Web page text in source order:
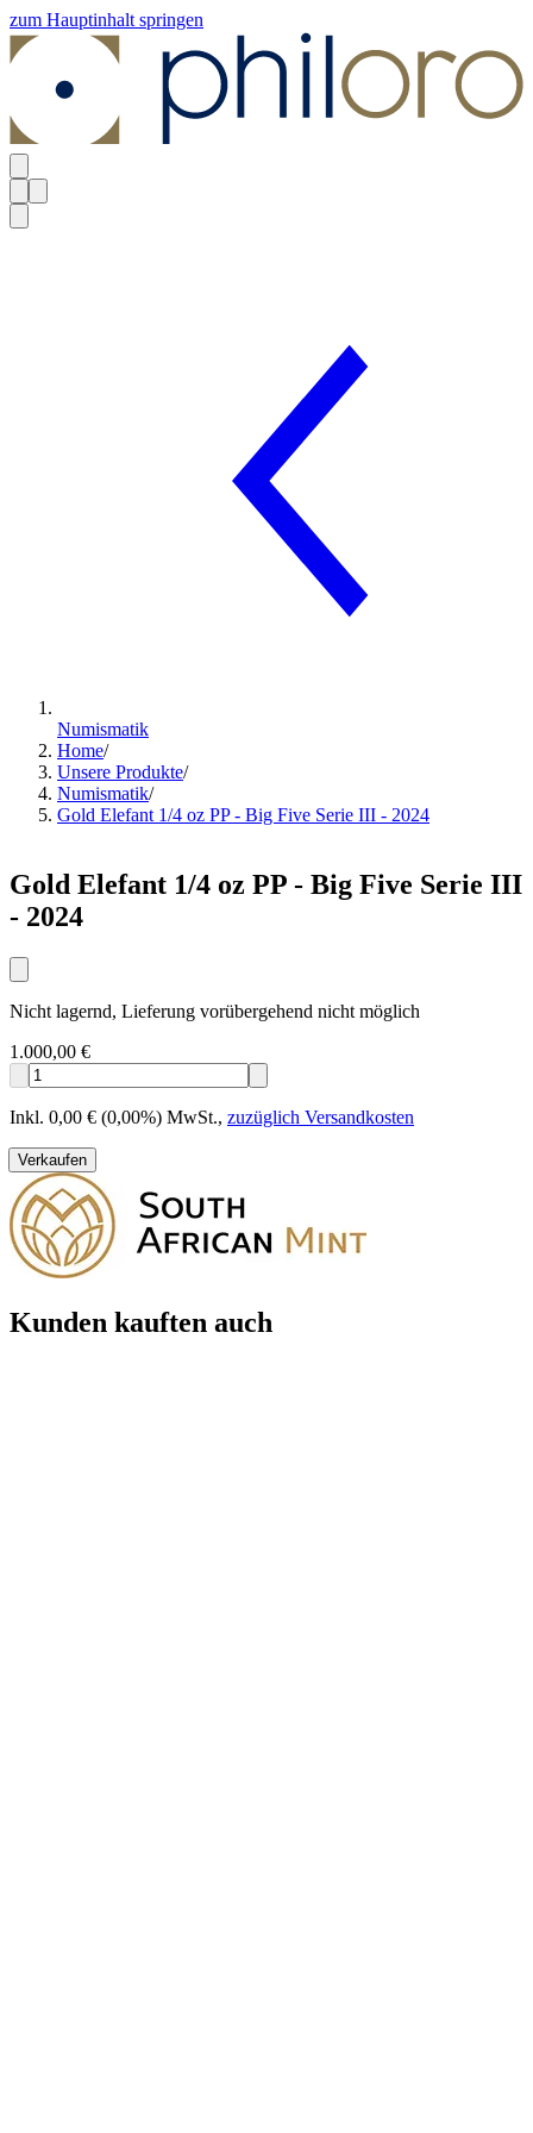
zum Hauptinhalt springen
Numismatik
Home/
Unsere Produkte/
Numismatik/
Gold Elefant 1/4 oz PP - Big Five Serie III - 2024
Gold Elefant 1/4 oz PP - Big Five Serie III
- 2024
Nicht lagernd, Lieferung vorübergehend nicht möglich
1.000,00 €
Inkl. 0,00 € (0,00%) MwSt., zuzüglich Versandkosten
Verkaufen
Kunden kauften auch